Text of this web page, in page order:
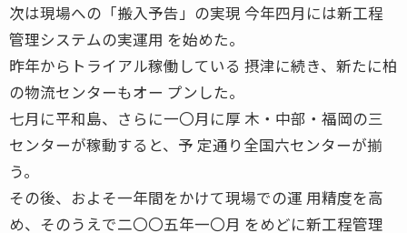
次は現場への「搬入予告」の実現 今年四月には新工程
管理システムの実運用 を始めた。
昨年からトライアル稼働している 摂津に続き、新たに柏
の物流センターもオー プンした。
七月に平和島、さらに一〇月に厚 木・中部・福岡の三
センターが稼動すると、予 定通り全国六センターが揃
う。
その後、およそ一年間をかけて現場での運 用精度を高
め、そのうえで二〇〇五年一〇月 をめどに新工程管理